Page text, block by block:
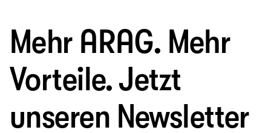
Mehr ARAG. Mehr
Vorteile. Jetzt
unseren Newsletter